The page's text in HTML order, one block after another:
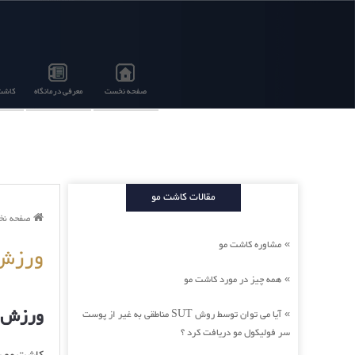
صفحه نخست معرفی درمانگاه
صفحه
ورزش
مقالات کاشت مو
» مشاوره کاشت مو
» همه چیز در مورد کاشت مو
»
آیا می توان توسط روش SUT مناطقی به غیر از پوست
سر فولیکول مو دریافت کرد ؟